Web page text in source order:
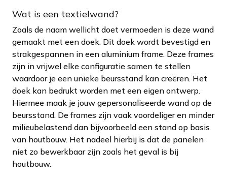
Wat is een textielwand?
Zoals de naam wellicht doet vermoeden is deze wand
gemaakt met een doek. Dit doek wordt bevestigd en
strakgespannen in een aluminium frame. Deze frames
zijn in vrijwel elke configuratie samen te stellen
waardoor je een unieke beursstand kan creëren. Het
doek kan bedrukt worden met een eigen ontwerp.
Hiermee maak je jouw gepersonaliseerde wand op de
beursstand. De frames zijn vaak voordeliger en minder
milieubelastend dan bijvoorbeeld een stand op basis
van houtbouw. Het nadeel hierbij is dat de panelen
niet zo bewerkbaar zijn zoals het geval is bij
houtbouw.